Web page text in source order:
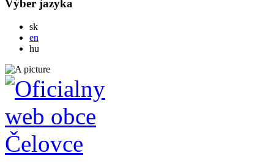
Výber jazyka
skSlovensky
en
hu